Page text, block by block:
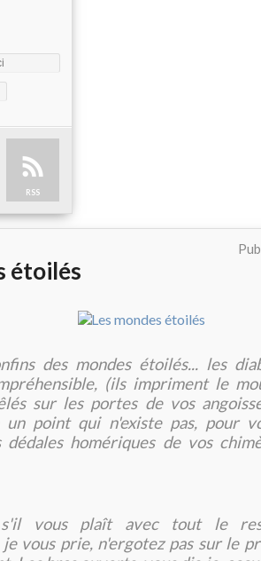
RSS
étoilés
des mondes étoilés... les
(ils impriment le
sur les portes de vos
un point qui n'existe pas, pour
dédales homériques de vos
s'il vous plaît avec tout le
vous prie, n'ergotez pas sur le